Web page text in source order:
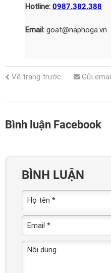
Hotline: 0987.382.388
Email:goat@naphoga.vn
Về trang trước Gửi email
Bình luận Facebook
BÌNH LUẬN